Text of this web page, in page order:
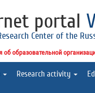
portal
Center of the
образовательной
Research activity